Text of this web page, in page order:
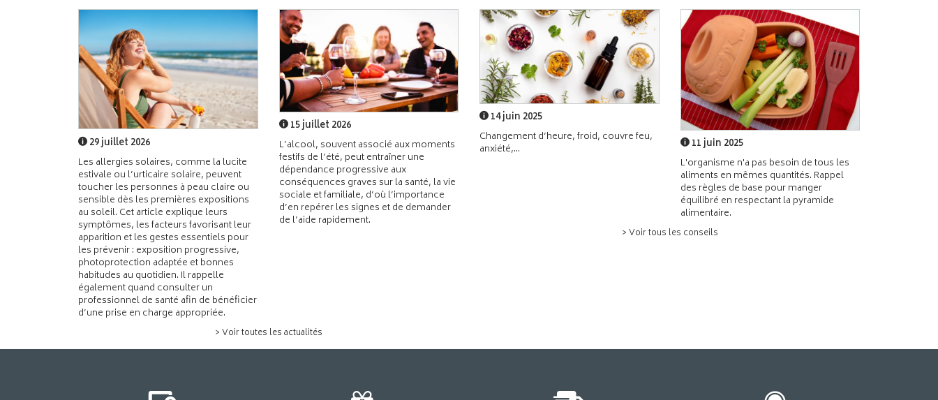
29 juillet 2026
Les allergies solaires, comme la lucite
estivale ou l’urticaire solaire, peuvent
toucher les personnes à peau claire ou
sensible dès les premières expositions
au soleil. Cet article explique leurs
symptômes, les facteurs favorisant leur
apparition et les gestes essentiels pour
les prévenir : exposition progressive,
photoprotection adaptée et bonnes
habitudes au quotidien. Il rappelle
également quand consulter un
professionnel de santé afin de bénéficier
d’une prise en charge appropriée.
15 juillet 2026
L’alcool, souvent associé aux moments
festifs de l’été, peut entraîner une
dépendance progressive aux
conséquences graves sur la santé, la vie
sociale et familiale, d’où l’importance
d’en repérer les signes et de demander
de l’aide rapidement.
> Voir toutes les actualités
14 juin 2025
Changement d’heure, froid, couvre feu,
anxiété,...
11 juin 2025
L'organisme n'a pas besoin de tous les
aliments en mêmes quantités. Rappel
des règles de base pour manger
équilibré en respectant la pyramide
alimentaire.
> Voir tous les conseils